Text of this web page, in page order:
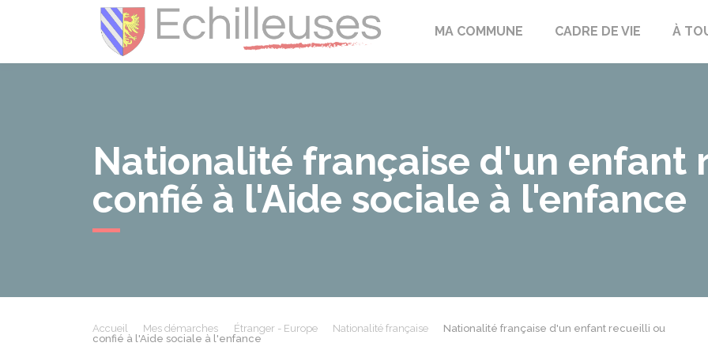
ÉchilleusesMA COMMUNE CADRE DE VIE À
Nationalité française d'un enfant
confié à l'Aide sociale à l'enfance
Accueil Mes démarches Étranger - Europe Nationalité française
Nationalité française d'un enfant recueilli ou
confié à l'Aide sociale à l'enfance